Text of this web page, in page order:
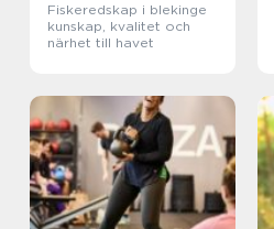
Fiskeredskap i blekinge
kunskap, kvalitet och
närhet till havet